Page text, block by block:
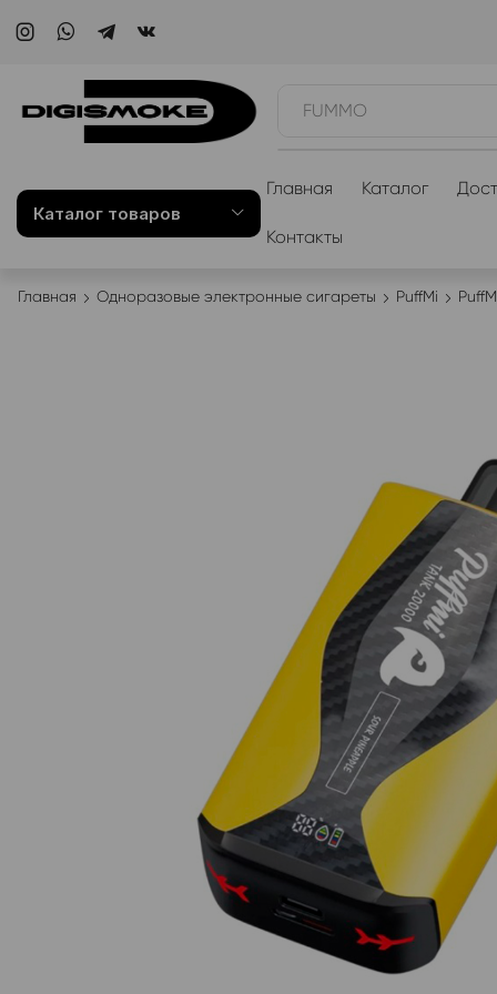
WAKA
Каталог товаров
Главная Каталог
Контакты
Главная Одноразовые электронные сигареты PuffMi